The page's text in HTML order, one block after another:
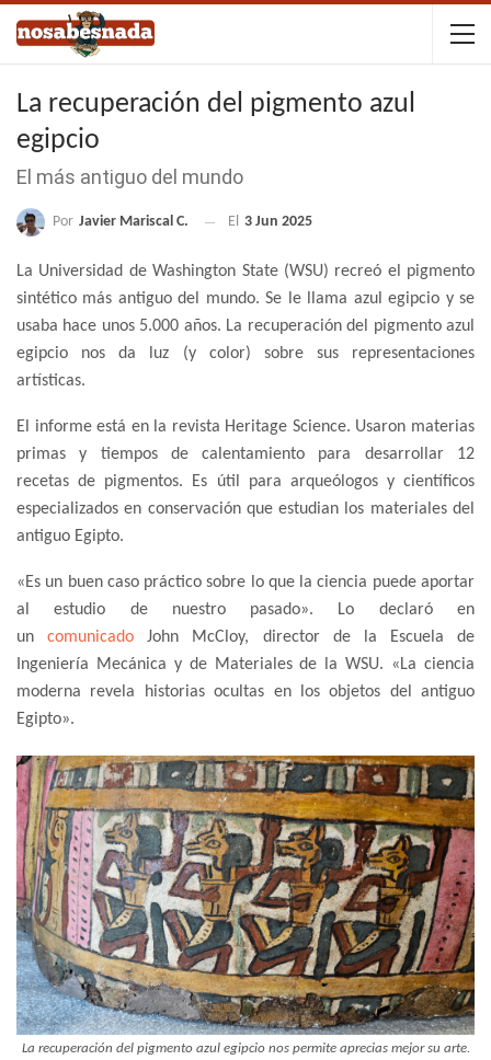
La recuperación del pigmento azul
egipcio
El más antiguo del mundo
Por Javier Mariscal C. El 3 Jun 2025
La Universidad de Washington State (WSU) recreó el pigmento
sintético más antiguo del mundo. Se le llama azul egipcio y se
usaba hace unos 5.000 años. La recuperación del pigmento azul
egipcio nos da luz (y color) sobre sus representaciones
artísticas.
El informe está en la revista Heritage Science. Usaron materias
primas y tiempos de calentamiento para desarrollar 12
recetas de pigmentos. Es útil para arqueólogos y científicos
especializados en conservación que estudian los materiales del
antiguo Egipto.
«Es un buen caso práctico sobre lo que la ciencia puede aportar
al estudio de nuestro pasado». Lo declaró en
uncomunicado John McCloy, director de la Escuela de
Ingeniería Mecánica y de Materiales de la WSU. «La ciencia
moderna revela historias ocultas en los objetos del antiguo
Egipto».
La recuperación del pigmento azul egipcio nos permite aprecias mejor su arte.